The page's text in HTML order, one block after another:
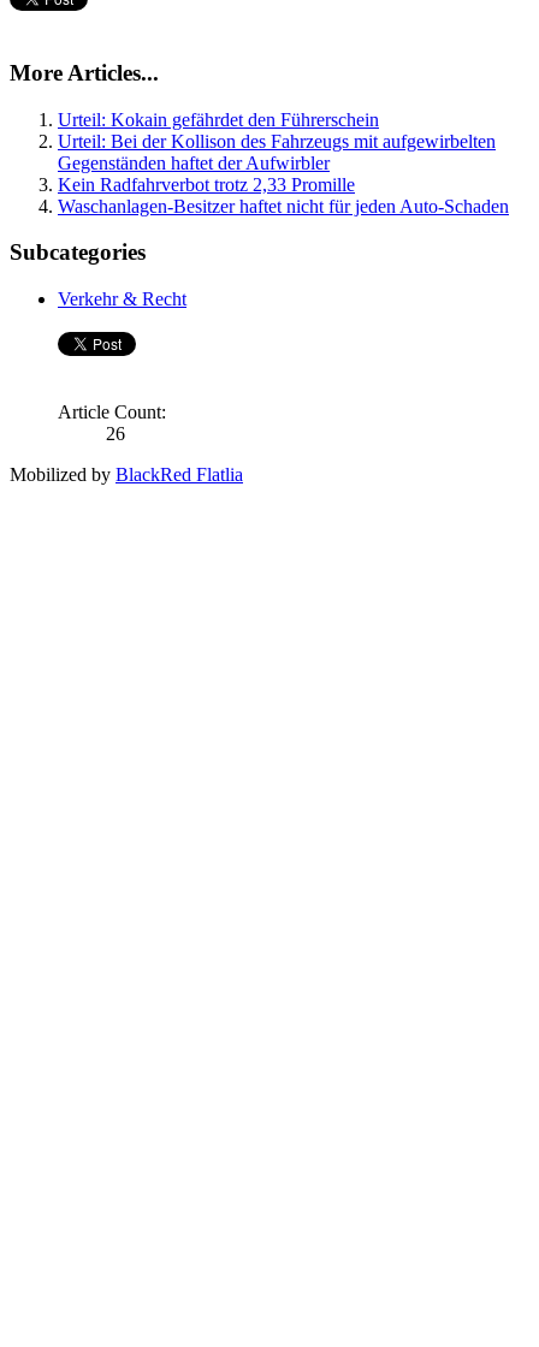
More Articles...
Urteil: Kokain gefährdet den Führerschein
Urteil: Bei der Kollison des Fahrzeugs mit aufgewirbelten
Gegenständen haftet der Aufwirbler
Kein Radfahrverbot trotz 2,33 Promille
Waschanlagen-Besitzer haftet nicht für jeden Auto-Schaden
Subcategories
Verkehr & Recht
Article Count:
26
Mobilized by BlackRed Flatlia